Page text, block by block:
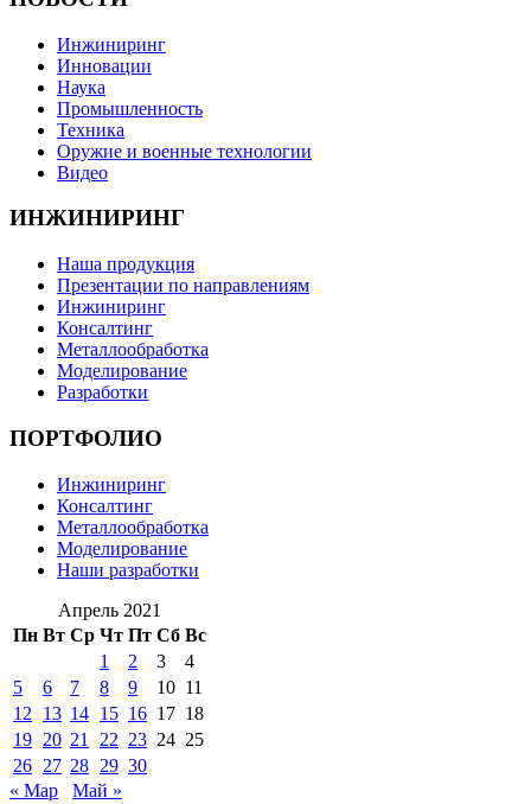
Инжиниринг
Инновации
Наука
Промышленность
Техника
Оружие и военные технологии
Видео
ИНЖИНИРИНГ
Наша продукция
Презентации по направлениям
Инжиниринг
Консалтинг
Металлообработка
Моделирование
Разработки
ПОРТФОЛИО
Инжиниринг
Консалтинг
Металлообработка
Моделирование
Наши разработки
Апрель 2021
Пн Вт Ср Чт Пт Сб Вс
1
2 3
4
5
6 7 8 9 10 11
12
13 14 15 16 17 18
19 20 21 22 23 24 25
26 27 28 29 30
« Мар
Май »